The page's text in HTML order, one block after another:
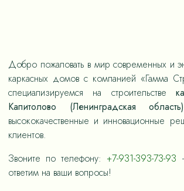
Добро пожаловать в мир современных и
каркасных домов с компанией «Гамма
специализируемся на строительстве
Капитолово (Ленинградская область)
высококачественные и инновационные
клиентов.
Звоните по телефону:+7-931-393-73-93
ответим на ваши вопросы!